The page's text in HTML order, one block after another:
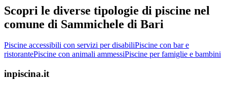
Scopri le diverse tipologie di piscine nel
comune di Sammichele di Bari
Piscine accessibili con servizi per disabiliPiscine con bar e
ristorantePiscine con animali ammessiPiscine per famiglie e bambini
inpiscina.it